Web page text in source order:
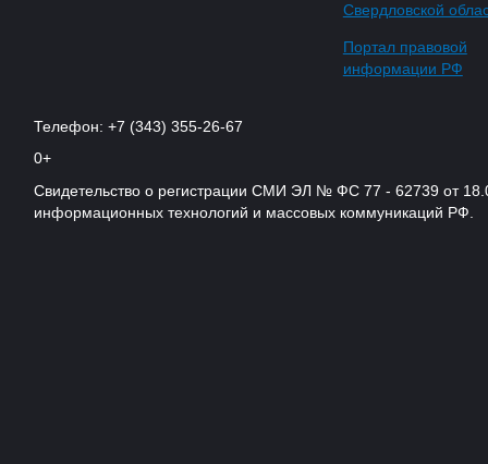
Свердловской
Портал правовой
информации РФ
Телефон: +7 (343) 355-26-67
0+
Свидетельство о регистрации СМИ ЭЛ № ФС 77 - 62739 от
информационных технологий и массовых коммуникаций РФ.